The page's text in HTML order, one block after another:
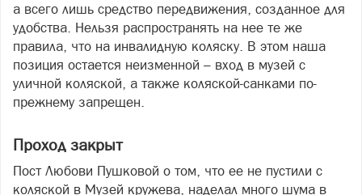
а всего лишь средство передвижения, созданное для
удобства. Нельзя распространять на нее те же
правила, что на инвалидную коляску. В этом наша
позиция остается неизменной – вход в музей с
уличной коляской, а также коляской-санками по-
прежнему запрещен.
Проход закрыт
Пост Любови Пушковой о том, что ее не пустили с
коляской в Музей кружева, наделал много шума в